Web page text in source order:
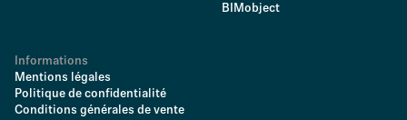
BIMobject
Informations
Mentions légales
Politique de confidentialité
Conditions générales de vente